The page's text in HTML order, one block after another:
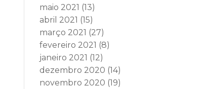
maio 2021 (13)
abril 2021 (15)
março 2021 (27)
fevereiro 2021 (8)
janeiro 2021 (12)
dezembro 2020 (14)
novembro 2020 (19)